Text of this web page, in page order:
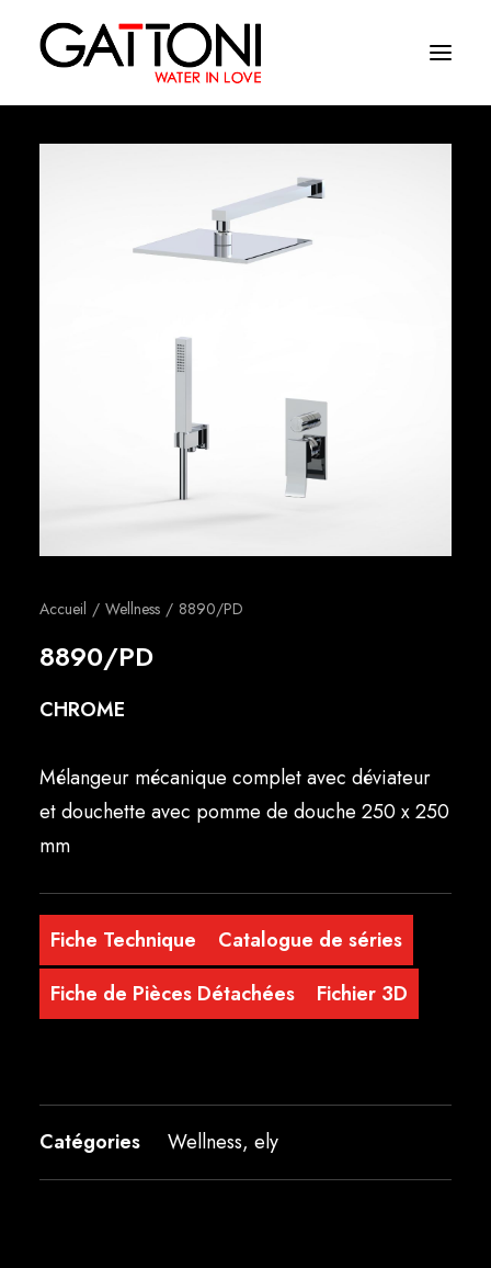
Accueil Wellness 8890/PD
8890/PD
CHROME
Mélangeur mécanique complet avec déviateur
et douchette avec pomme de douche 250 x 250
mm
Fiche Technique
Catalogue de séries
Fiche de Pièces Détachées
Fichier 3D
Catégories Wellness, ely